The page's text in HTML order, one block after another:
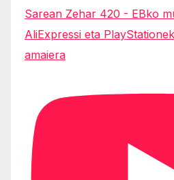
Sarean Zehar 420 - EBko
AliExpressi eta
amaiera